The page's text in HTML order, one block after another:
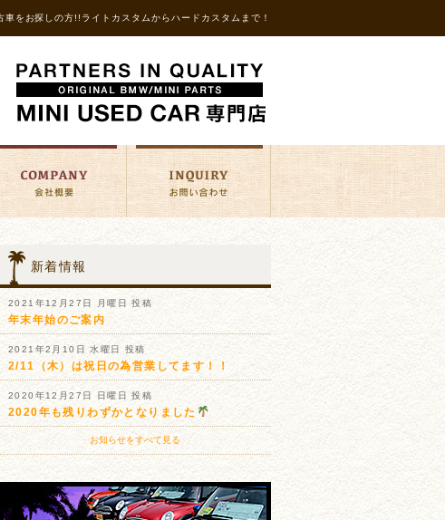
をお探しの方!!ライトカスタムからハードカスタムまで！
新着情報
2021年12月27日 月曜日 投稿
年末年始のご案内
2021年2月10日 水曜日 投稿
2/11（木）は祝日の為営業してます！！
2020年12月27日 日曜日 投稿
2020年も残りわずかとなりました
お知らせをすべて見る